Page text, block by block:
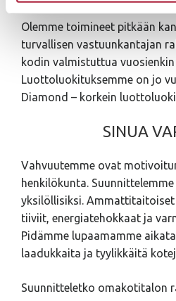
Olemme toimineet pitkään
turvallisen vastuunkantajan
kodin valmistuttua
Luottoluokituksemme on jo
Diamond – korkein
SINUA
Vahvuutemme ovat
henkilökunta.
yksilöllisiksi.
tiiviit, energiatehokkaat ja
Pidämme lupaamamme
laadukkaita ja tyylikkäitä
Suunnitteletko omakotitalon